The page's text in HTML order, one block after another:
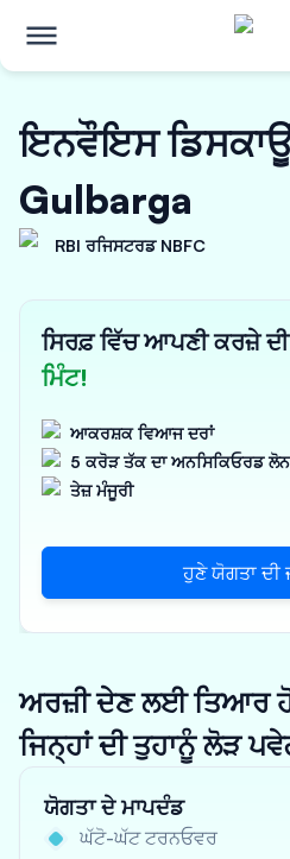
ਇਨਵੌਇਸ
Gulbarga
RBI ਰਜਿਸਟਰਡ NBFC
ਸਿਰਫ਼ ਵਿੱਚ ਆਪਣੀ ਕਰਜ਼ੇ
ਮਿੰਟ!
ਆਕਰਸ਼ਕ ਵਿਆਜ ਦਰਾਂ
5 ਕਰੋੜ ਤੱਕ ਦਾ ਅਨਸਿਕਿਓਰਡ ਲੋਨ
ਤੇਜ਼ ਮੰਜੂਰੀ
ਹੁਣੇ ਯੋਗਤਾ ਦੀ
ਅਰਜ਼ੀ ਦੇਣ ਲਈ ਤਿਆਰ
ਜਿਨ੍ਹਾਂ ਦੀ ਤੁਹਾਨੂੰ ਲੋੜ
ਯੋਗਤਾ ਦੇ ਮਾਪਦੰਡ
ਘੱਟੋ-ਘੱਟ ਟਰਨਓਵਰ